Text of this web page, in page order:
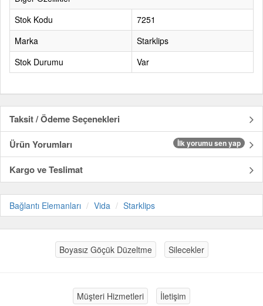
Stok Kodu
7251
Marka
Starklips
Stok Durumu
Var
Taksit / Ödeme Seçenekleri
Ürün Yorumları
İlk yorumu sen yap
Kargo ve Teslimat
Bağlantı Elemanları Vida Starklips
Boyasız Göçük Düzeltme Silecekler
Müşteri Hizmetleri İletişim